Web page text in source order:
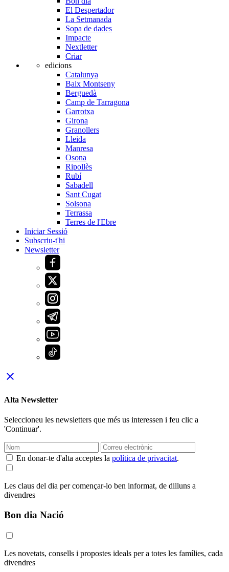
El Despertador
La Setmanada
Sopa de dades
Impacte
Nextletter
Criar
edicions
Catalunya
Baix Montseny
Berguedà
Camp de Tarragona
Garrotxa
Girona
Granollers
Lleida
Manresa
Osona
Ripollès
Rubí
Sabadell
Sant Cugat
Solsona
Terrassa
Terres de l'Ebre
Iniciar Sessió
Subscriu-t'hi
Newsletter
close
Alta Newsletter
Seleccioneu les newsletters que més us interessen i feu clic a
'Continuar'.
En donar-te d'alta acceptes la política de privacitat.
Les claus del dia per començar-lo ben informat, de dilluns a
divendres
Bon dia Nació
Les novetats, consells i propostes ideals per a totes les famílies, cada
divendres